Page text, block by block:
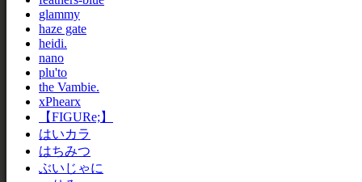
glammy
haze gate
heidi.
nano
plu'to
the Vambie.
xPhearx
【FIGURe;】
はいカラ
はちみつ
ぶいじゃに